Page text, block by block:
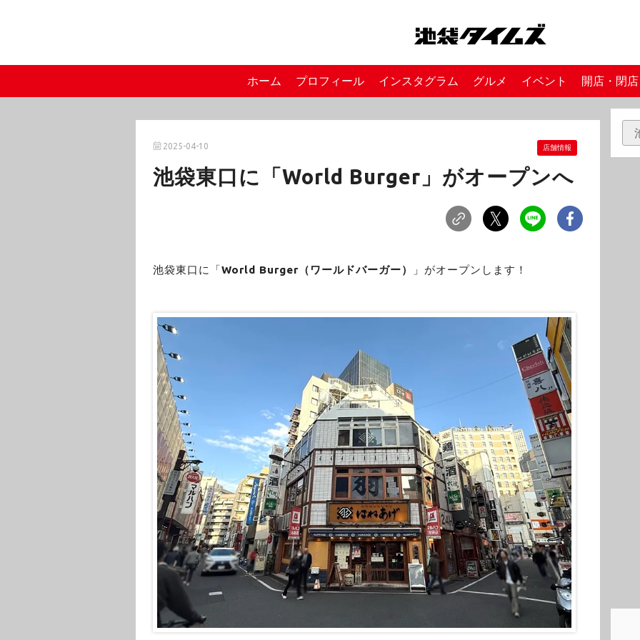
ホーム プロフィール インスタグラム グルメ イベント 開店・閉店
2025-04-10 店舗情報
池袋東口に「World Burger」がオープンへ
池袋東口に「World Burger（ワールドバーガー） 」がオープンします！